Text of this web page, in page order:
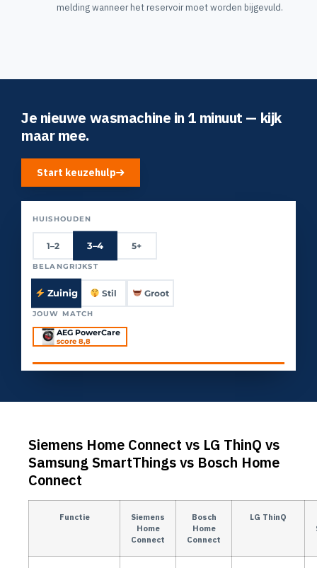
melding wanneer het reservoir moet worden bijgevuld.
Je nieuwe wasmachine in 1 minuut — kijk
maar mee.
Start keuzehulp
HUISHOUDEN
1–2 3–4 5+
BELANGRIJKST
Zuinig Stil Groot
JOUW MATCH
verschijnt hier
Siemens Home Connect vs LG ThinQ vs
Samsung SmartThings vs Bosch Home
Connect
Functie
Siemens
Home
Connect
Bosch
Home
Connect
LG ThinQ